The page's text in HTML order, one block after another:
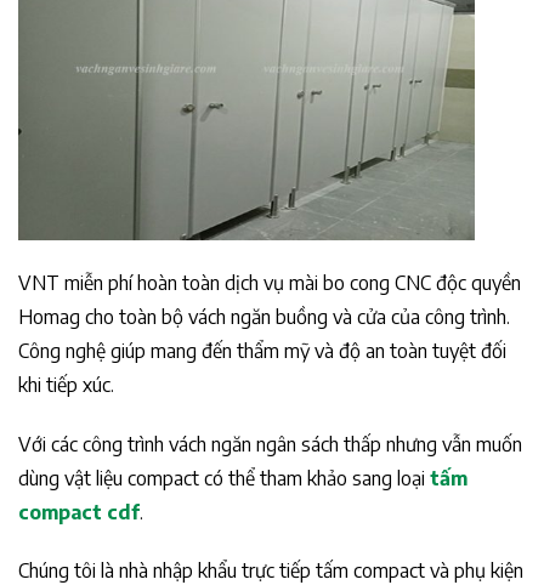
VNT miễn phí hoàn toàn dịch vụ mài bo cong CNC độc quyền
Homag cho toàn bộ vách ngăn buồng và cửa của công trình.
Công nghệ giúp mang đến thẩm mỹ và độ an toàn tuyệt đối
khi tiếp xúc.
Với các công trình vách ngăn ngân sách thấp nhưng vẫn muốn
dùng vật liệu compact có thể tham khảo sang loại tấm
compact cdf.
Chúng tôi là nhà nhập khẩu trực tiếp tấm compact và phụ kiện